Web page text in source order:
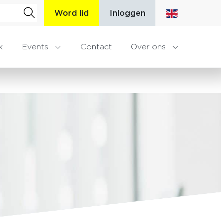
Word lid Inloggen
Events Contact Over ons